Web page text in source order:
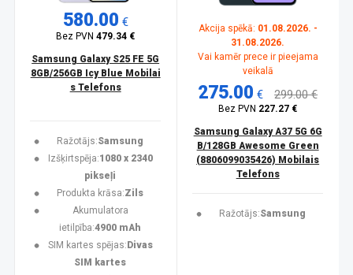
580.00 €
Bez PVN479.34 €
Samsung Galaxy S25 FE 5G
8GB/256GB Icy Blue Mobilai
s Telefons
Ražotājs:Samsung
Izšķirtspēja:1080 x 2340
pikseļi
Produkta krāsa:Zils
Akumulatora
ietilpība:4900 mAh
SIM kartes spējas: Divas
SIM kartes
Akcija spēkā: 01.08.2026. -
31.08.2026.
Vai kamēr prece ir pieejama
veikalā
275.00 € 299.00 €
Bez PVN 227.27 €
Samsung Galaxy A37 5G 6G
B/128GB Awesome Green
(8806099035426) Mobilais
Telefons
Ražotājs:Samsung